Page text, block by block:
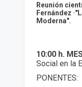
Reunión
Fernández
Moderna".
10:00 h.
Social en la
PONENTES: